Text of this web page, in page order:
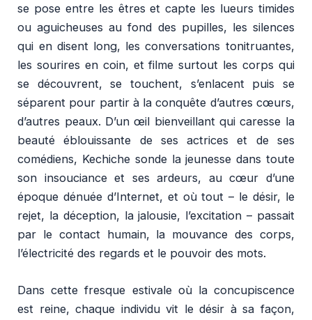
se pose entre les êtres et capte les lueurs timides
ou aguicheuses au fond des pupilles, les silences
qui en disent long, les conversations tonitruantes,
les sourires en coin, et filme surtout les corps qui
se découvrent, se touchent, s’enlacent puis se
séparent pour partir à la conquête d’autres cœurs,
d’autres peaux. D’un œil bienveillant qui caresse la
beauté éblouissante de ses actrices et de ses
comédiens, Kechiche sonde la jeunesse dans toute
son insouciance et ses ardeurs, au cœur d’une
époque dénuée d’Internet, et où tout – le désir, le
rejet, la déception, la jalousie, l’excitation – passait
par le contact humain, la mouvance des corps,
l’électricité des regards et le pouvoir des mots.
Dans cette fresque estivale où la concupiscence
est reine, chaque individu vit le désir à sa façon,